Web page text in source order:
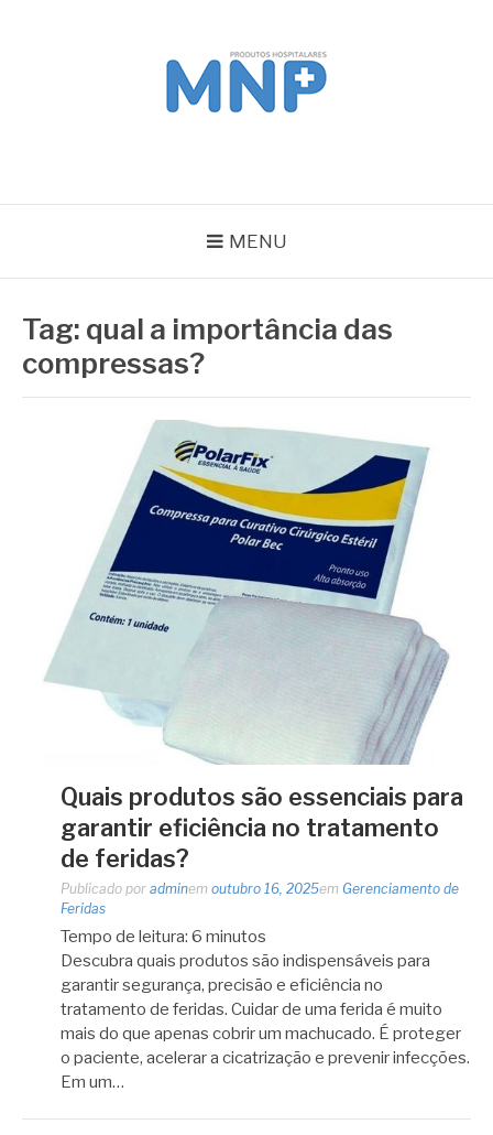
MENU
Tag: qual a importância das
compressas?
Quais produtos são essenciais para
garantir eficiência no tratamento
de feridas?
Publicado por adminem outubro 16, 2025em Gerenciamento de
Feridas
Tempo de leitura: 6 minutos
Descubra quais produtos são indispensáveis para
garantir segurança, precisão e eficiência no
tratamento de feridas. Cuidar de uma ferida é muito
mais do que apenas cobrir um machucado. É proteger
o paciente, acelerar a cicatrização e prevenir infecções.
Em um…